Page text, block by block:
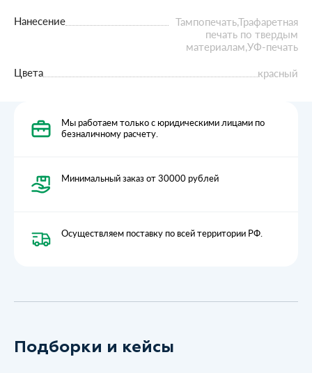
Мы работаем только с юридическими лицами по
безналичному расчету.
Минимальный заказ от 30000 рублей
Осуществляем поставку по всей территории РФ.
Нанесение
Тампопечать,Трафаретная
печать по твердым
материалам,УФ-печать
Цвета
красный
Подборки и кейсы